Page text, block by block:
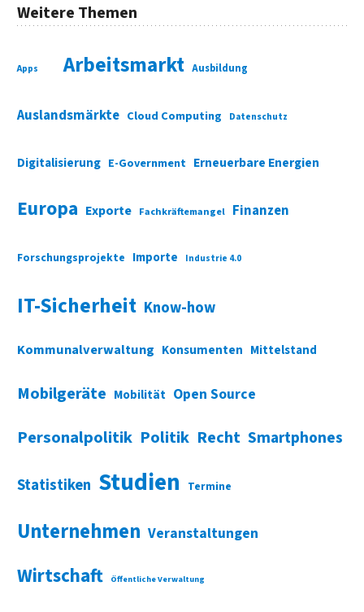
Weitere Themen
Apps Arbeitsmarkt Ausbildung
Auslandsmärkte Cloud Computing Datenschutz
Digitalisierung E-Government Erneuerbare Energien
Europa Exporte Fachkräftemangel Finanzen
Forschungsprojekte Importe Industrie 4.0
IT-Sicherheit Know-how
Kommunalverwaltung Konsumenten Mittelstand
Mobilgeräte Mobilität Open Source
Personalpolitik Politik Recht Smartphones
Statistiken Studien Termine
Unternehmen Veranstaltungen
Wirtschaft Öffentliche Verwaltung